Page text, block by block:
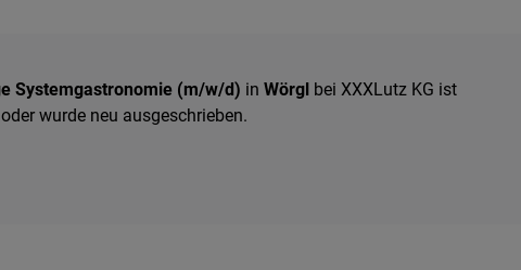
Systemgastronomie (m/w/d) in Wörgl bei XXXLutz KG ist
wurde neu ausgeschrieben.